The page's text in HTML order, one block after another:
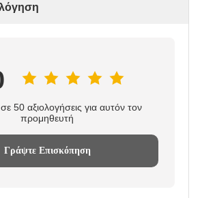
50 αξιολογήσεις για αυτόν τον
προμηθευτή
Γράψτε Επισκόπηση